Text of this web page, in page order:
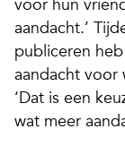
voor hun
aandacht.’
publiceren
aandacht voor
‘Dat is een
wat meer